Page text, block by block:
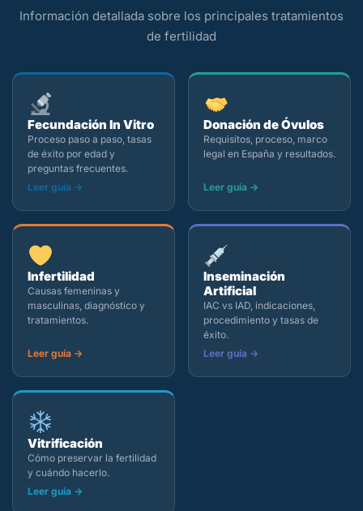
Información detallada sobre los principales tratamientos
de fertilidad
Fecundación In Vitro
Proceso paso a paso, tasas
de éxito por edad y
preguntas frecuentes.
Leer guía →
Donación de Óvulos
Requisitos, proceso, marco
legal en España y resultados.
Leer guía →
Infertilidad
Causas femeninas y
masculinas, diagnóstico y
tratamientos.
Leer guía →
Inseminación
Artificial
IAC vs IAD, indicaciones,
procedimiento y tasas de
éxito.
Leer guía →
Vitrificación
Cómo preservar la fertilidad
y cuándo hacerlo.
Leer guía →